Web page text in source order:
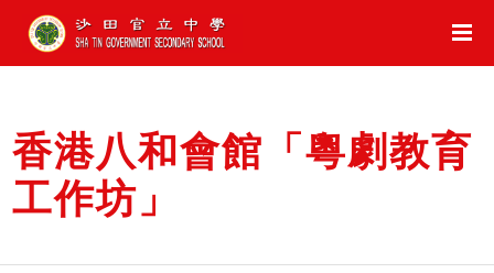
香港八和會館「粵劇教育
工作坊」